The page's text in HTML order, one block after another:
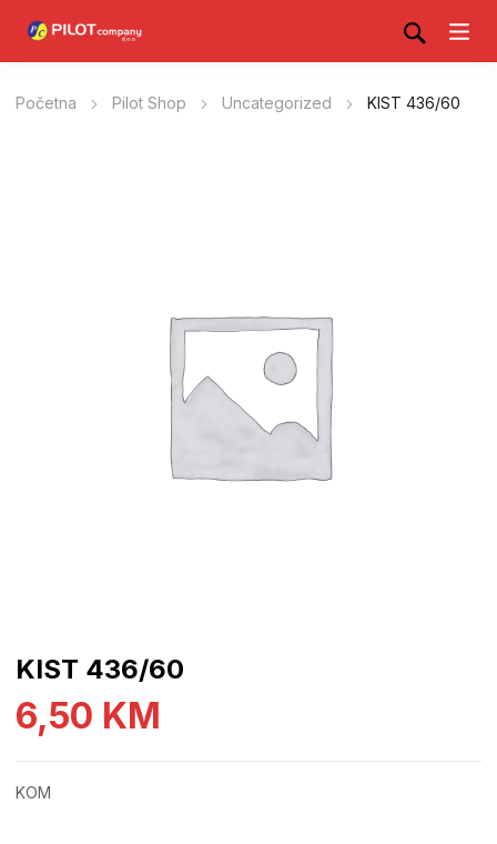
Početna Pilot Shop Uncategorized KIST 436/60
KIST 436/60
6,50 KM
KOM